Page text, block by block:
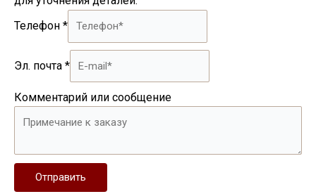
Телефон *
Эл. почта *
Комментарий или сообщение
Отправить